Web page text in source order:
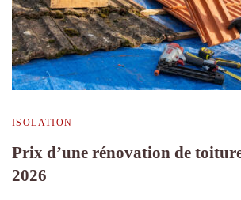
ISOLATION
Prix d’une rénovation de
2026